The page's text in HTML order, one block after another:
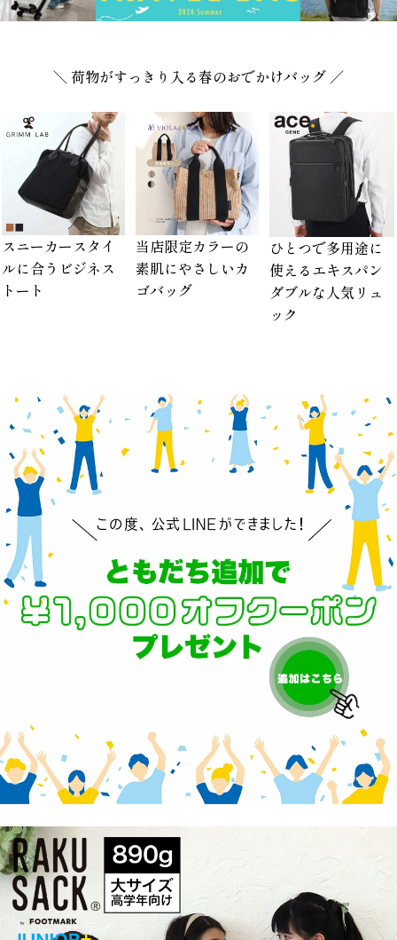
＼ 荷物がすっきり入る春のおでかけバッグ ／
スニーカースタイ
ルに合うビジネス
トート
当店限定カラーの
素肌にやさしいカ
ゴバッグ
ひとつで多用途に
使えるエキスパン
ダブルな人気リュ
ック